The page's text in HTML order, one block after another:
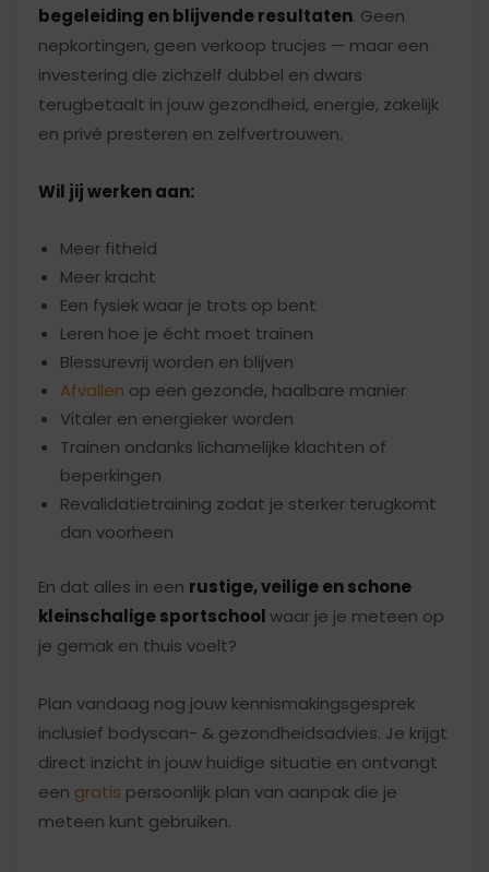
begeleiding en blijvende resultaten. Geen
nepkortingen, geen verkoop trucjes — maar een
investering die zichzelf dubbel en dwars
terugbetaalt in jouw gezondheid, energie, zakelijk
en privé presteren en zelfvertrouwen.
Wil jij werken aan:
Meer fitheid
Meer kracht
Een fysiek waar je trots op bent
Leren hoe je écht moet trainen
Blessurevrij worden en blijven
Afvallen op een gezonde, haalbare manier
Vitaler en energieker worden
Trainen ondanks lichamelijke klachten of
beperkingen
Revalidatietraining zodat je sterker terugkomt
dan voorheen
En dat alles in een rustige, veilige en schone
kleinschalige sportschoolwaar je je meteen op
je gemak en thuis voelt?
Plan vandaag nog jouw kennismakingsgesprek
inclusief bodyscan- & gezondheidsadvies. Je krijgt
direct inzicht in jouw huidige situatie en ontvangt
een gratis persoonlijk plan van aanpak die je
meteen kunt gebruiken.